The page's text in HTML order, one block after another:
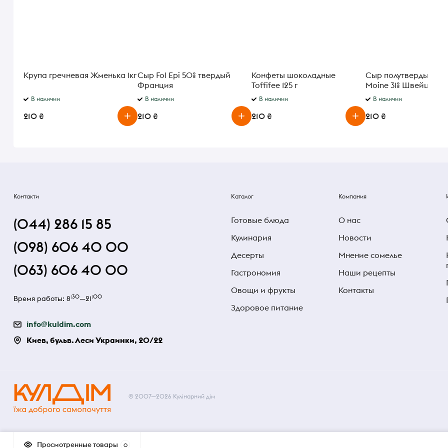
Крупа гречневая Жменька 1кг
В наличии
210 ₴
Сыр Fol Epi 50% твердый
Франция
В наличии
210 ₴
Конфеты шоколадные
Toffifee 125 г
В наличии
210 ₴
Сыр полутвердый
Moine 31% Швейцария
В наличии
210 ₴
Контакти
(044) 286 15 85
(098) 606 40 00
(063) 606 40 00
Время работы: 8:30—21:00
info@kuldim.com
Киев, бульв. Леси Украинки, 20/22
Каталог
Готовые блюда
Кулинария
Десерты
Гастрономия
Овощи и фрукты
Здоровое питание
Компания
О нас
Новости
Мнение сомелье
Наши рецепты
Контакты
© 2007—2026 Кулінарний дім
Просмотренные товары 0